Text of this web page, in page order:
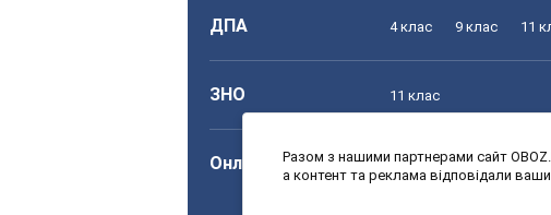
ДПА 4 клас 9 клас 11
ЗНО 11 клас
Онлайн уроки 1 клас 2 клас 3
Разом з нашими партнерами сайт
а контент та реклама відповідали